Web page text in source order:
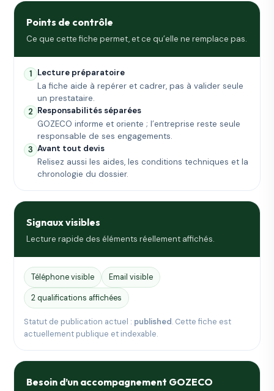
Points de contrôle
Ce que cette fiche permet, et ce qu’elle ne remplace pas.
1 Lecture préparatoire
La fiche aide à repérer et cadrer, pas à valider seule
un prestataire.
2 Responsabilités séparées
GOZECO informe et oriente ; l’entreprise reste seule
responsable de ses engagements.
3 Avant tout devis
Relisez aussi les aides, les conditions techniques et la
chronologie du dossier.
Signaux visibles
Lecture rapide des éléments réellement affichés.
Téléphone visible
Email visible
2 qualifications affichées
Statut de publication actuel : published. Cette fiche est
actuellement publique et indexable.
Besoin d’un accompagnement GOZECO